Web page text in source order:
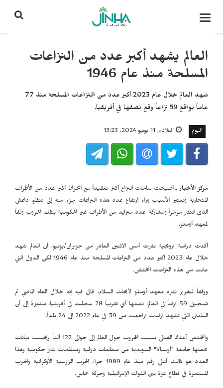
التحكم
العالم يشهد أكبر عدد من النزاعات
المسلحة منذ عام 1946
شهد العالم خلال عام 2023 أكبر عدد من النزاعات المسلحة منذ 77
عاماً بواقع 59 نزاعاً وقع نصفها في أفريقيا.
اليوم الثلاثاء, 11 يونيو 2024, 13:23
مركز الأخبار ـأصبحت ساحات النزاع أكثر تعقيداً مع انخراط أكبر عدد من الأطراف
المتحاربة وتعتبر الأسباب وراء ارتفاع عدد هذه النزاعات جزء منه إلى تنظيم داعش
الذي انتشر مؤخراً ومشاركة عدد متزايد من الأطراف غير الحكومية بتلك الحروب وفقاً
لمعهد أوسلو.
أكدت دراسة نرويجية نشرت أمس الاثنين العاشر من حزيران/يونيو، أن العالم شهد
خلال عام 2023 أكبر عدد من النزاعات المسلحة منذ عام 1946 لكن الدول التي
عانت من هذه النزاعات انخفض.
ووفقاً لتقرير نشره معهد أوسلو لأبحاث السلام، قال فيه إنه خلال العام الماضي تم
تسجيل 59 نزاعاً في العالم، نصفها أي تقريباً 28 سجلت في أفريقيا، مشيرةً إلى أن
البلدان التي تشهد نزاعات تراجعت من 39 في عام 2022 إلى 24 بلداً.
وانخفض أعداد القتلى بسبب الحروب حول العالم إلى حوالي 122 ألفاً وبحسب بيانات
جمعتها جامعة "أوبسالا" السويدية من منظمات دولية ومنظمات غير حكومية وهذا
العدد هو ثالث أعلى رقم منذ عام 1989 جراء الحرب الروسية الأوكرانية والحرب
المستمرة في قطاع غزة بين القوات الإسرائيلية وحركة حماس.